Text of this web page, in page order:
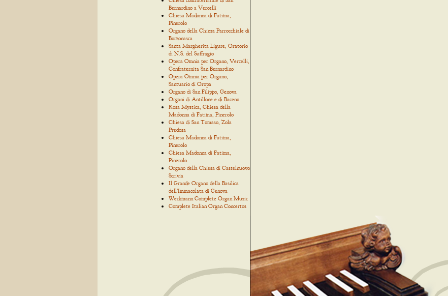
Bernardino a Vercelli
Chiesa Madonna di Fatima,
Pinerolo
Organo della Chiesa Parrocchiale di
Borzonasca
Santa Margherita Ligure, Oratorio
di N.S. del Suffragio
Opera Omnia per Organo, Vercelli,
Confraternita San Bernardino
Opera Omnia per Organo,
Santuario di Oropa
Organo di San Filippo, Genova
Organi di Antillone e di Baceno
Rosa Mystica, Chiesa della
Madonna di Fatima, Pinerolo
Chiesa di San Tomaso, Zola
Predosa
Chiesa Madonna di Fatima,
Pinerolo
Chiesa Madonna di Fatima,
Pinerolo
Organo della Chiesa di Castelnuovo
Scrivia
Il Grande Organo della Basilica
dell'Immacolata di Genova
Weckmann Complete Organ Music
Complete Italian Organ Concertos